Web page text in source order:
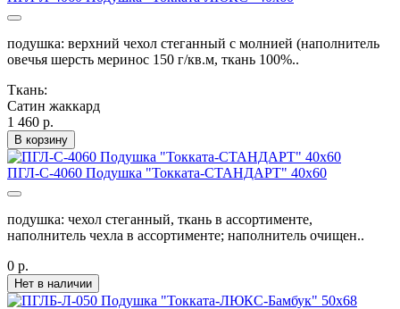
подушка: верхний чехол стеганный с молнией (наполнитель
овечья шерсть меринос 150 г/кв.м, ткань 100%..
Ткань:
Сатин жаккард
1 460 р.
В корзину
ПГЛ-С-4060 Подушка "Токката-СТАНДАРТ" 40х60
подушка: чехол стеганный, ткань в ассортименте,
наполнитель чехла в ассортименте; наполнитель очищен..
0 р.
Нет в наличии